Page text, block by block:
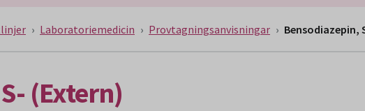
Laboratoriemedicin Provtagningsanvisningar Bensodiazepin,
(Extern)